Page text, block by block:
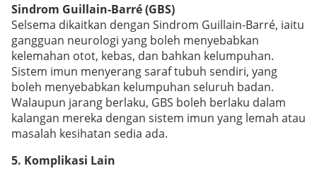
Sindrom Guillain-Barré (GBS)
Selsema dikaitkan dengan Sindrom Guillain-Barré, iaitu
gangguan neurologi yang boleh menyebabkan
kelemahan otot, kebas, dan bahkan kelumpuhan.
Sistem imun menyerang saraf tubuh sendiri, yang
boleh menyebabkan kelumpuhan seluruh badan.
Walaupun jarang berlaku, GBS boleh berlaku dalam
kalangan mereka dengan sistem imun yang lemah atau
masalah kesihatan sedia ada.
5. Komplikasi Lain